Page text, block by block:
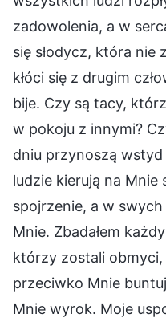
zadowolenia, a w
się słodycz, która nie
kłóci się z drugim
bije. Czy są tacy,
w pokoju z innymi?
dniu przynoszą wstyd
ludzie kierują na
spojrzenie, a w
Mnie. Zbadałem
którzy zostali
przeciwko Mnie
Mnie wyrok. Moje